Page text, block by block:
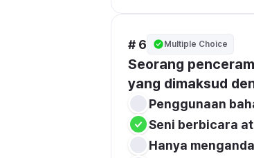
# 6 Multiple Choice
Seorang
yang dimaksud
Penggunaan
Seni berbicara
Hanya